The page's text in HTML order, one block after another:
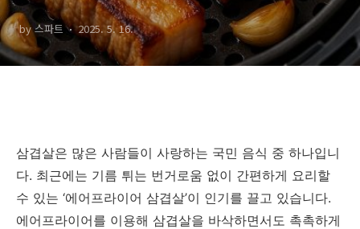
by 스파트 2025. 5. 16.
삼겹살은 많은 사람들이 사랑하는 국민 음식 중 하나입니
다. 최근에는 기름 튀는 번거로움 없이 간편하게 요리할
수 있는 ‘에어프라이어 삼겹살’이 인기를 끌고 있습니다.
에어프라이어를 이용해 삼겹살을 바삭하면서도 촉촉하게